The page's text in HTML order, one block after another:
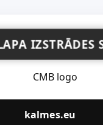
IZSTRĀDES
kalmes.eu